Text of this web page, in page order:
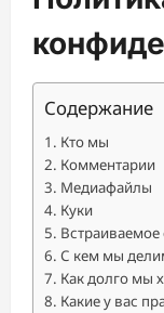
Содержание
Кто мы
Комментарии
Медиафайлы
Куки
С кем мы
Как долго мы
Какие у вас